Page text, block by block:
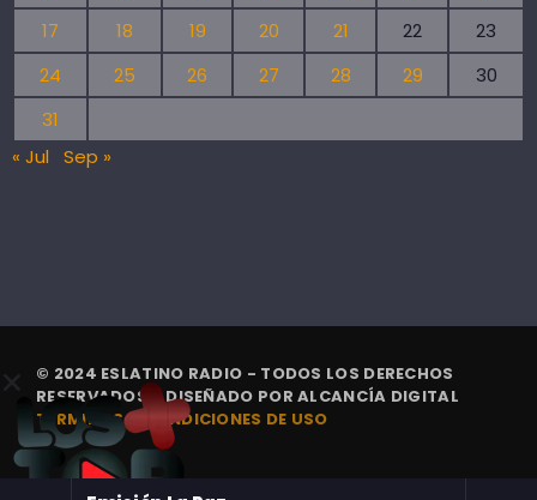
17
18 19 20 21 22
23
24
25 26 27 28 29
30
31
« Jul
Sep »
© 2024 ESLATINO RADIO - TODOS LOS DERECHOS
RESERVADOS. | DISEÑADO PORALCANCÍA DIGITAL
TÉRMINOS Y CONDICIONES DE USO